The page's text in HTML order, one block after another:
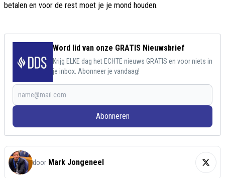
betalen en voor de rest moet je je mond houden.
Word lid van onze GRATIS Nieuwsbrief
Krijg ELKE dag het ECHTE nieuws GRATIS en voor niets in
je inbox. Abonneer je vandaag!
Abonneren
door Mark Jongeneel